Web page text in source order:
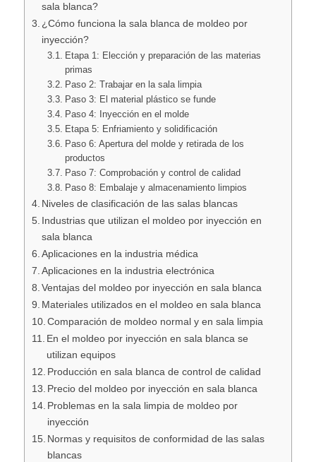
sala blanca?
¿Cómo funciona la sala blanca de moldeo por
inyección?
Etapa 1: Elección y preparación de las materias
primas
Paso 2: Trabajar en la sala limpia
Paso 3: El material plástico se funde
Paso 4: Inyección en el molde
Etapa 5: Enfriamiento y solidificación
Paso 6: Apertura del molde y retirada de los
productos
Paso 7: Comprobación y control de calidad
Paso 8: Embalaje y almacenamiento limpios
Niveles de clasificación de las salas blancas
Industrias que utilizan el moldeo por inyección en
sala blanca
Aplicaciones en la industria médica
Aplicaciones en la industria electrónica
Ventajas del moldeo por inyección en sala blanca
Materiales utilizados en el moldeo en sala blanca
Comparación de moldeo normal y en sala limpia
En el moldeo por inyección en sala blanca se
utilizan equipos
Producción en sala blanca de control de calidad
Precio del moldeo por inyección en sala blanca
Problemas en la sala limpia de moldeo por
inyección
Normas y requisitos de conformidad de las salas
blancas